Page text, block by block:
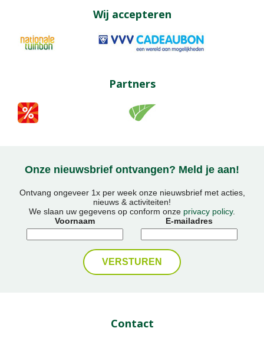
Wij accepteren
Partners
Onze nieuwsbrief ontvangen? Meld je aan!
Ontvang ongeveer 1x per week onze nieuwsbrief met acties,
nieuws & activiteiten!
We slaan uw gegevens op conform onze privacy policy.
Voornaam
E-mailadres
Contact